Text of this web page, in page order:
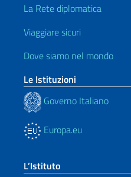
La Rete diplomatica
Viaggiare sicuri
Dove siamo nel mondo
Le Istituzioni
Governo Italiano
Europa.eu
L’Istituto